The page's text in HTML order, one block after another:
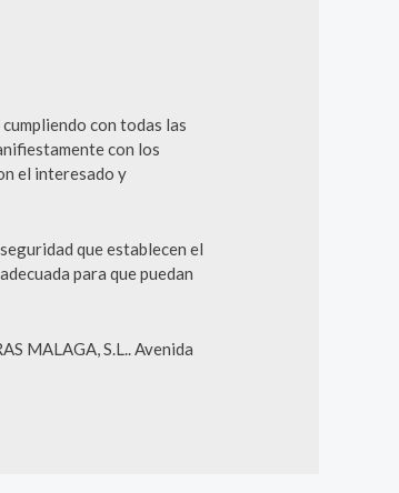
con todas las
con los
el interesado y
que establecen el
para que puedan
MALAGA, S.L.. Avenida